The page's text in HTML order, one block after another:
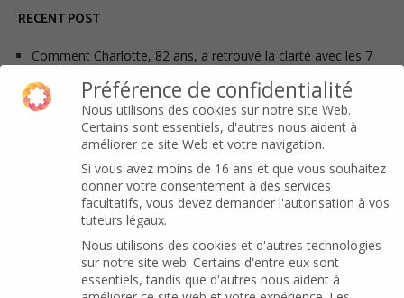
RECENT POST
Comment Charlotte, 82 ans, a retrouvé la clarté avec les 7
Pourquoi le désordre revient-il alors que vous avez déjà
désencombré votre maison ?
Conseils pratiques pour organiser efficacement votre
dressing avec la méthode de pliage Marie Kondo
5 astuces à savoir avant de désencombrer sa maison
Préférence de confidentialité
Nous utilisons des cookies sur notre site Web.
Certains sont essentiels, d'autres nous aident à
améliorer ce site Web et votre navigation.
Si vous avez moins de 16 ans et que vous souhaitez
donner votre consentement à des services
facultatifs, vous devez demander l'autorisation à vos
tuteurs légaux.
Nous utilisons des cookies et d'autres technologies
sur notre site web. Certains d'entre eux sont
essentiels, tandis que d'autres nous aident à